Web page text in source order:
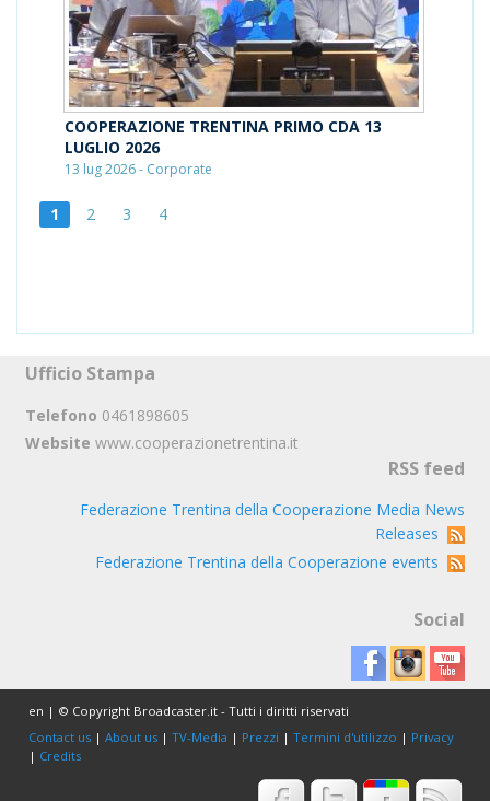
COOPERAZIONE TRENTINA PRIMO CDA 13
LUGLIO 2026
13 lug 2026 - Corporate
1 2 3 4
Ufficio Stampa
Telefono 0461898605
Website www.cooperazionetrentina.it
RSS feed
Federazione Trentina della Cooperazione Media News
Releases
Federazione Trentina della Cooperazione events
Social
en | © Copyright Broadcaster.it - Tutti i diritti riservati
Contact us |About us |TV-Media | Prezzi |Termini d'utilizzo | Privacy
| Credits